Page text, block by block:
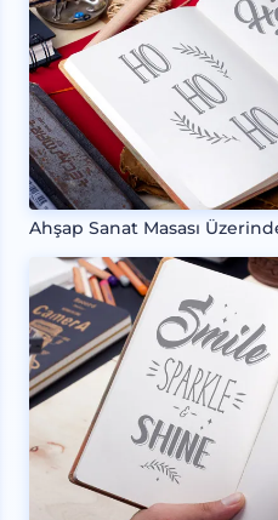
Ahşap Sanat Masası